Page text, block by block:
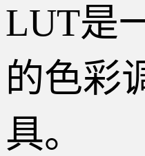
LUT是
的色彩
具。